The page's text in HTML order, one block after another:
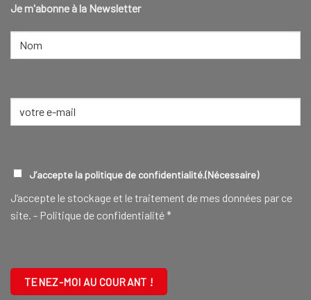
Je m'abonne à la Newsletter
NOM
RGPD(NÉCESSAIRE)
J’accepte la politique de confidentialité.(Nécessaire)
J‘accepte le stockage et le traitement de mes données par ce
site. - Politique de confidentialité*